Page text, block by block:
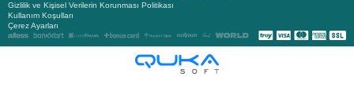
Gizlilik ve Kişisel Verilerin Korunması Politikası
Kullanım Koşulları
Çerez Ayarları